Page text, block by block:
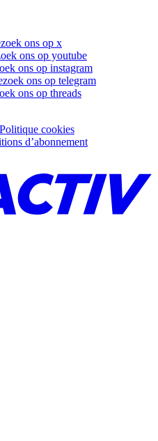
ons op x
ons op youtube
ons op instagram
ons op telegram
ons op threads
Politique cookies
d’abonnement